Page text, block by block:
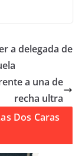
a delegada de
a una de
recha ultra
Dos Caras